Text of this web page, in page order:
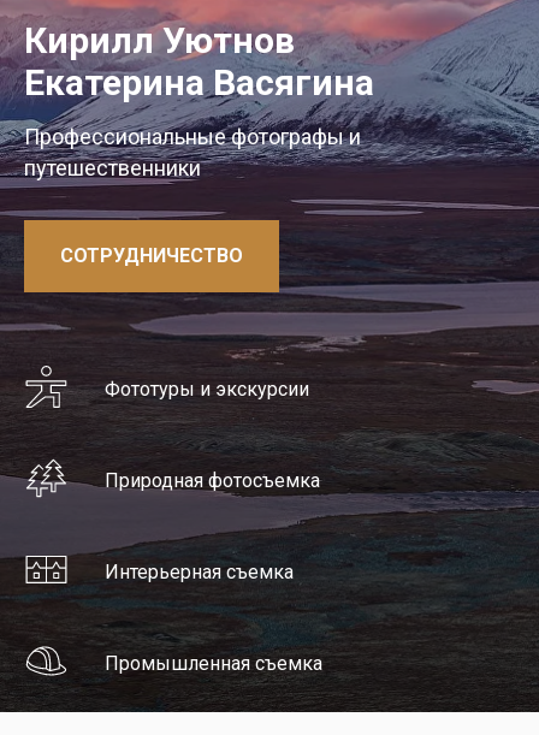
Кирилл Уютнов
Екатерина Васягина
Профессиональные фотографы и
путешественники
СОТРУДНИЧЕСТВО
Фототуры и экскурсии
Природная фотосъемка
Интерьерная съемка
Промышленная съемка